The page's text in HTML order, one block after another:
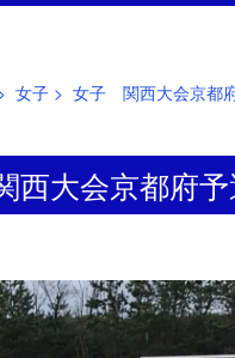
女子> 女子 関西大会京都
大会京都府予